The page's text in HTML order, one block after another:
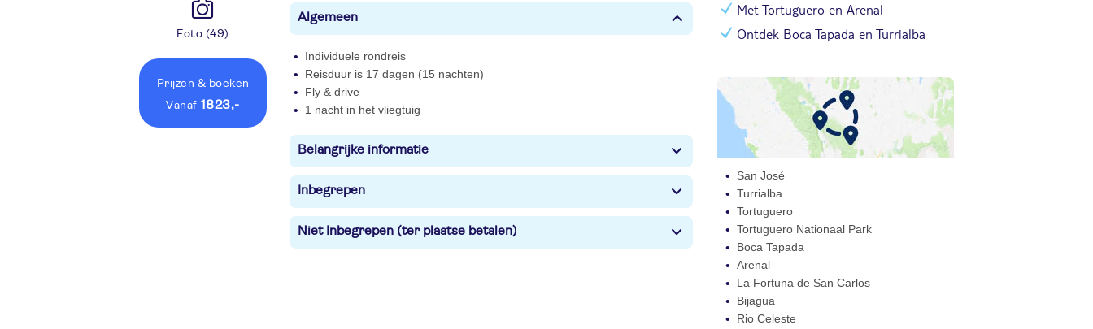
Foto (49)
Prijzen & boeken
vanaf 1823,-
Algemeen
Individuele rondreis
Reisduur is 17 dagen (15 nachten)
Fly & drive
1 nacht in het vliegtuig
Belangrijke informatie
Inbegrepen
Niet Inbegrepen (ter plaatse betalen)
Met Tortuguero en Arenal
Ontdek Boca Tapada en Turrialba
San José
Turrialba
Tortuguero
Tortuguero Nationaal Park
Boca Tapada
Arenal
La Fortuna de San Carlos
Bijagua
Rio Celeste